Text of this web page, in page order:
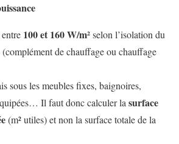
100 et 160 W/m²selon l’isolation du
(complément de chauffage ou chauffage
sous les meubles fixes, baignoires,
Il faut donc calculer la surface
(m² utiles) et non la surface totale de la